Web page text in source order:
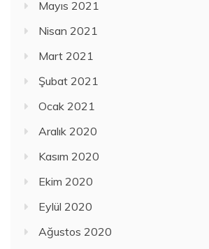
Mayıs 2021
Nisan 2021
Mart 2021
Şubat 2021
Ocak 2021
Aralık 2020
Kasım 2020
Ekim 2020
Eylül 2020
Ağustos 2020